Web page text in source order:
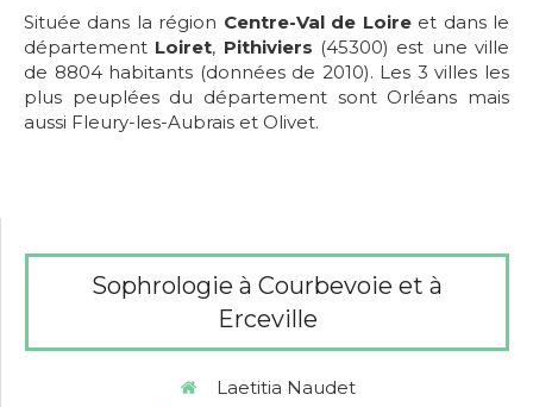
Située dans la région Centre-Val de Loireet dans le
département Loiret, Pithiviers (45300) est une ville
de 8804 habitants (données de 2010). Les 3 villes les
plus peuplées du département sont Orléans mais
aussi Fleury-les-Aubrais et Olivet.
Sophrologie à Courbevoie et à
Erceville
Laetitia Naudet